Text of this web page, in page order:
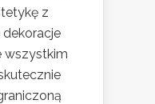
z
dekoracje
wszystkim